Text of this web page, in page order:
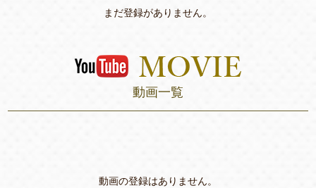
まだ登録がありません。
動画一覧
動画の登録はありません。